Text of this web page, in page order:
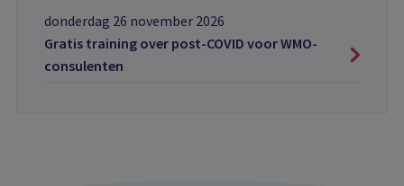
donderdag 26 november 2026
Gratis training over post-COVID voor WMO-
consulenten